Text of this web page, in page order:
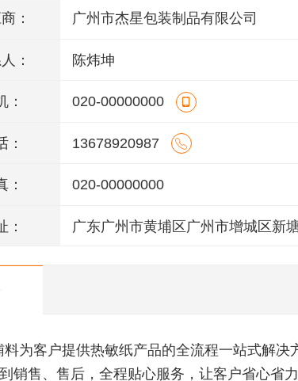
： 广州市杰星包装制品有限公司
： 陈炜坤
： 020-00000000
： 13678920987
： 020-00000000
： 广东广州市黄埔区广州市增城区新
料为客户提供热敏纸产品的全流程一站式解决
销售、售后，全程贴心服务，让客户省心省